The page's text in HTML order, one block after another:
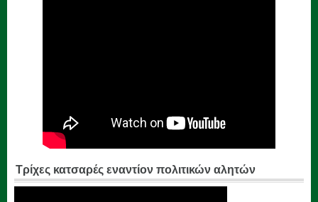
Τρίχες κατσαρές εναντίον πολιτικών αλητών